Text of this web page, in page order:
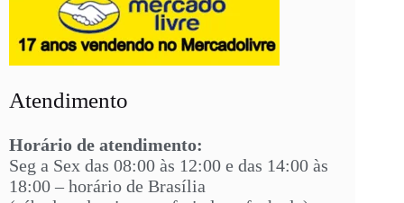
Atendimento
Horário de atendimento:
Seg a Sex das 08:00 às 12:00 e das 14:00 às
18:00 – horário de Brasília